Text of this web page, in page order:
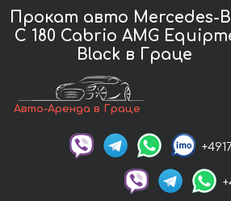
Прокат авто Mercedes-
C 180 Cabrio AMG
Black в Граце
Авто-Аренда в Граце